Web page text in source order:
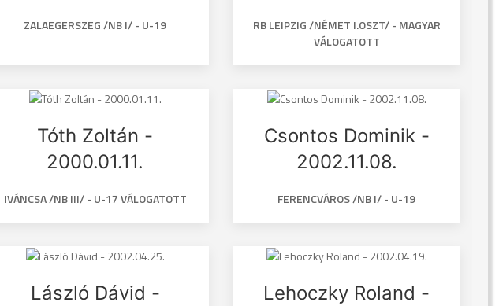
ZALAEGERSZEG /NB I/ - U-19
RB LEIPZIG /NÉMET I.OSZT/ - MAGYAR
VÁLOGATOTT
Tóth Zoltán -
2000.01.11.
IVÁNCSA /NB III/ - U-17 VÁLOGATOTT
Csontos Dominik -
2002.11.08.
FERENCVÁROS /NB I/ - U-19
László Dávid -
Lehoczky Roland -